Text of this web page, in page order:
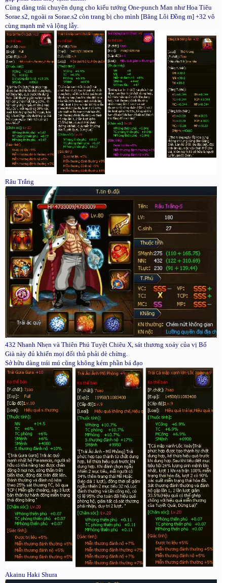
Cùng dàng trái chuyên dụng cho kiểu tướng One-punch Man như Hoa Tiêu
Sorae.s2, ngoài ra Sorae.s2 còn trang bị cho mình [Băng Lôi Đồng m] +32 vô
cùng mạnh mẽ và lộng lẫy.
Râu Trắng
432 Nhanh Nhẹn và Thiên Phú Tuyệt Chiêu X, sát thương xoáy của vị Bố
Già này đủ khiến mọi đối thủ phải dè chừng.
Sở hữu dàng trái mú cũng không kém phần bá đạo
Akainu Haki Shura